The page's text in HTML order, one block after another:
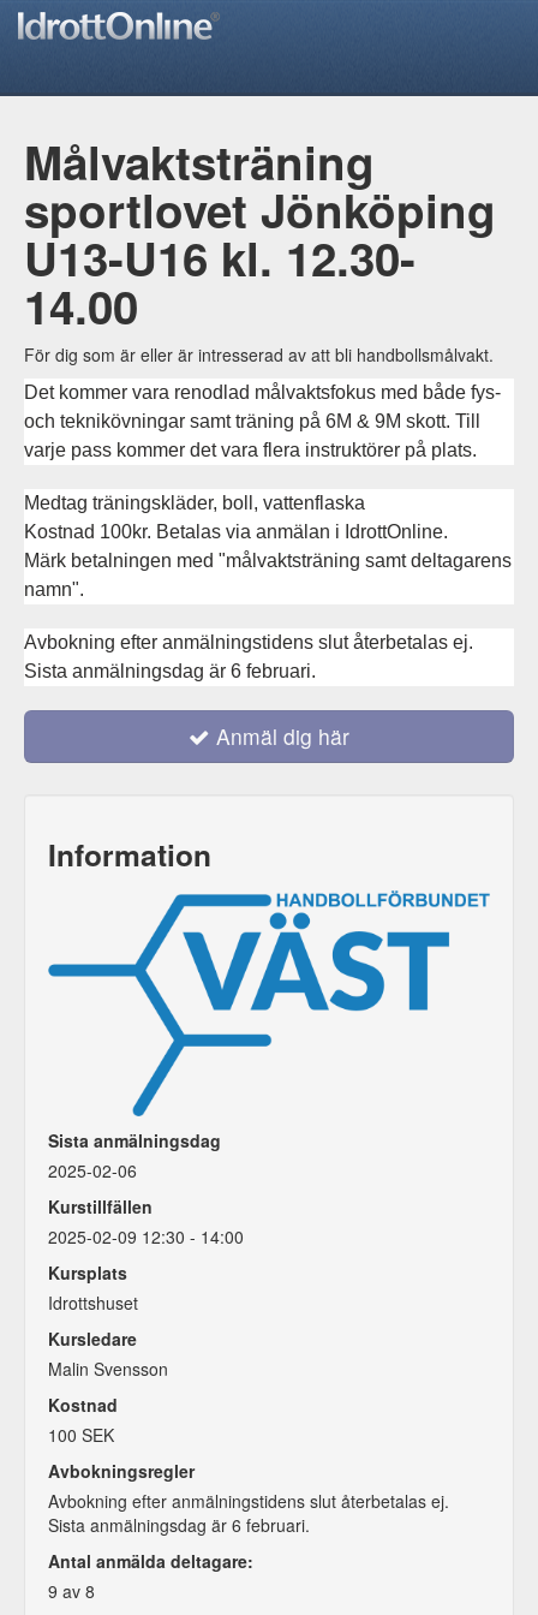
Målvaktsträning
sportlovet Jönköping
U13-U16 kl. 12.30-
14.00
För dig som är eller är intresserad av att bli handbollsmålvakt.
Det kommer vara renodlad målvaktsfokus med både fys-
och teknikövningar samt träning på 6M & 9M skott. Till
varje pass kommer det vara flera instruktörer på plats.
Medtag träningskläder, boll, vattenflaska
Kostnad 100kr. Betalas via anmälan i IdrottOnline.
Märk betalningen med "målvaktsträning samt deltagarens
namn".
Avbokning efter anmälningstidens slut återbetalas ej.
Sista anmälningsdag är 6 februari.
Anmäl dig här
Information
Sista anmälningsdag
2025-02-06
Kurstillfällen
2025-02-09 12:30 - 14:00
Kursplats
Idrottshuset
Kursledare
Malin Svensson
Kostnad
100 SEK
Avbokningsregler
Avbokning efter anmälningstidens slut återbetalas ej.
Sista anmälningsdag är 6 februari.
Antal anmälda deltagare:
9 av 8